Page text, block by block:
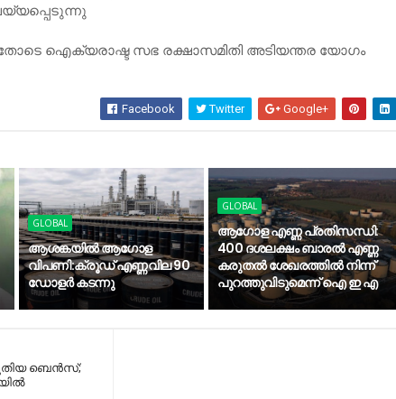
ഐക്യരാഷ്ട സഭ രക്ഷാസമിതി അടിയന്തര യോഗം
Facebook Twitter Google+
GLOBAL
ആശങ്കയിൽ ആഗോള
വിപണി:ക്രൂഡ് എണ്ണവില 90
ഡോളർ കടന്നു
GLOBAL
ആഗോള എണ്ണ പ്രതിസന്ധി:
400 ദശലക്ഷം ബാരൽ എണ്ണ
കരുതൽ ശേഖരത്തിൽ നിന്ന്
പുറത്തുവിടുമെന്ന് ഐ ഇ എ
ബെന്‍സ്;